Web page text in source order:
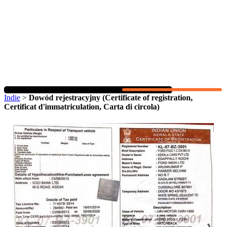
Indie > Dowód rejestracyjny (Certificate of registration,
Certificat d'immatriculation, Carta di circola)